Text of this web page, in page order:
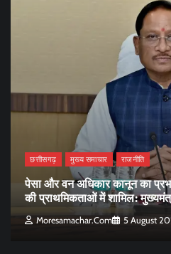
छत्तीसगढ़ मुख्य समाचार राजनीति
पेसा और वन अधिकार कानून का
की प्राथमिकताओं में शामिल:
Moresamachar.com 5 August